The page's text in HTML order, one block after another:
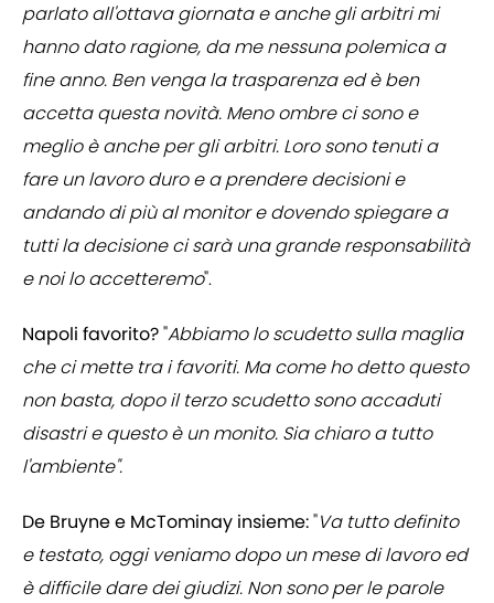
parlato all'ottava giornata e anche gli arbitri mi
hanno dato ragione, da me nessuna polemica a
fine anno. Ben venga la trasparenza ed è ben
accetta questa novità. Meno ombre ci sono e
meglio è anche per gli arbitri. Loro sono tenuti a
fare un lavoro duro e a prendere decisioni e
andando di più al monitor e dovendo spiegare a
tutti la decisione ci sarà una grande responsabilità
e noi lo accetteremo".
Napoli favorito?"Abbiamo lo scudetto sulla maglia
che ci mette tra i favoriti. Ma come ho detto questo
non basta, dopo il terzo scudetto sono accaduti
disastri e questo è un monito. Sia chiaro a tutto
l'ambiente".
De Bruyne e McTominay insieme:"Va tutto definito
e testato, oggi veniamo dopo un mese di lavoro ed
è difficile dare dei giudizi. Non sono per le parole